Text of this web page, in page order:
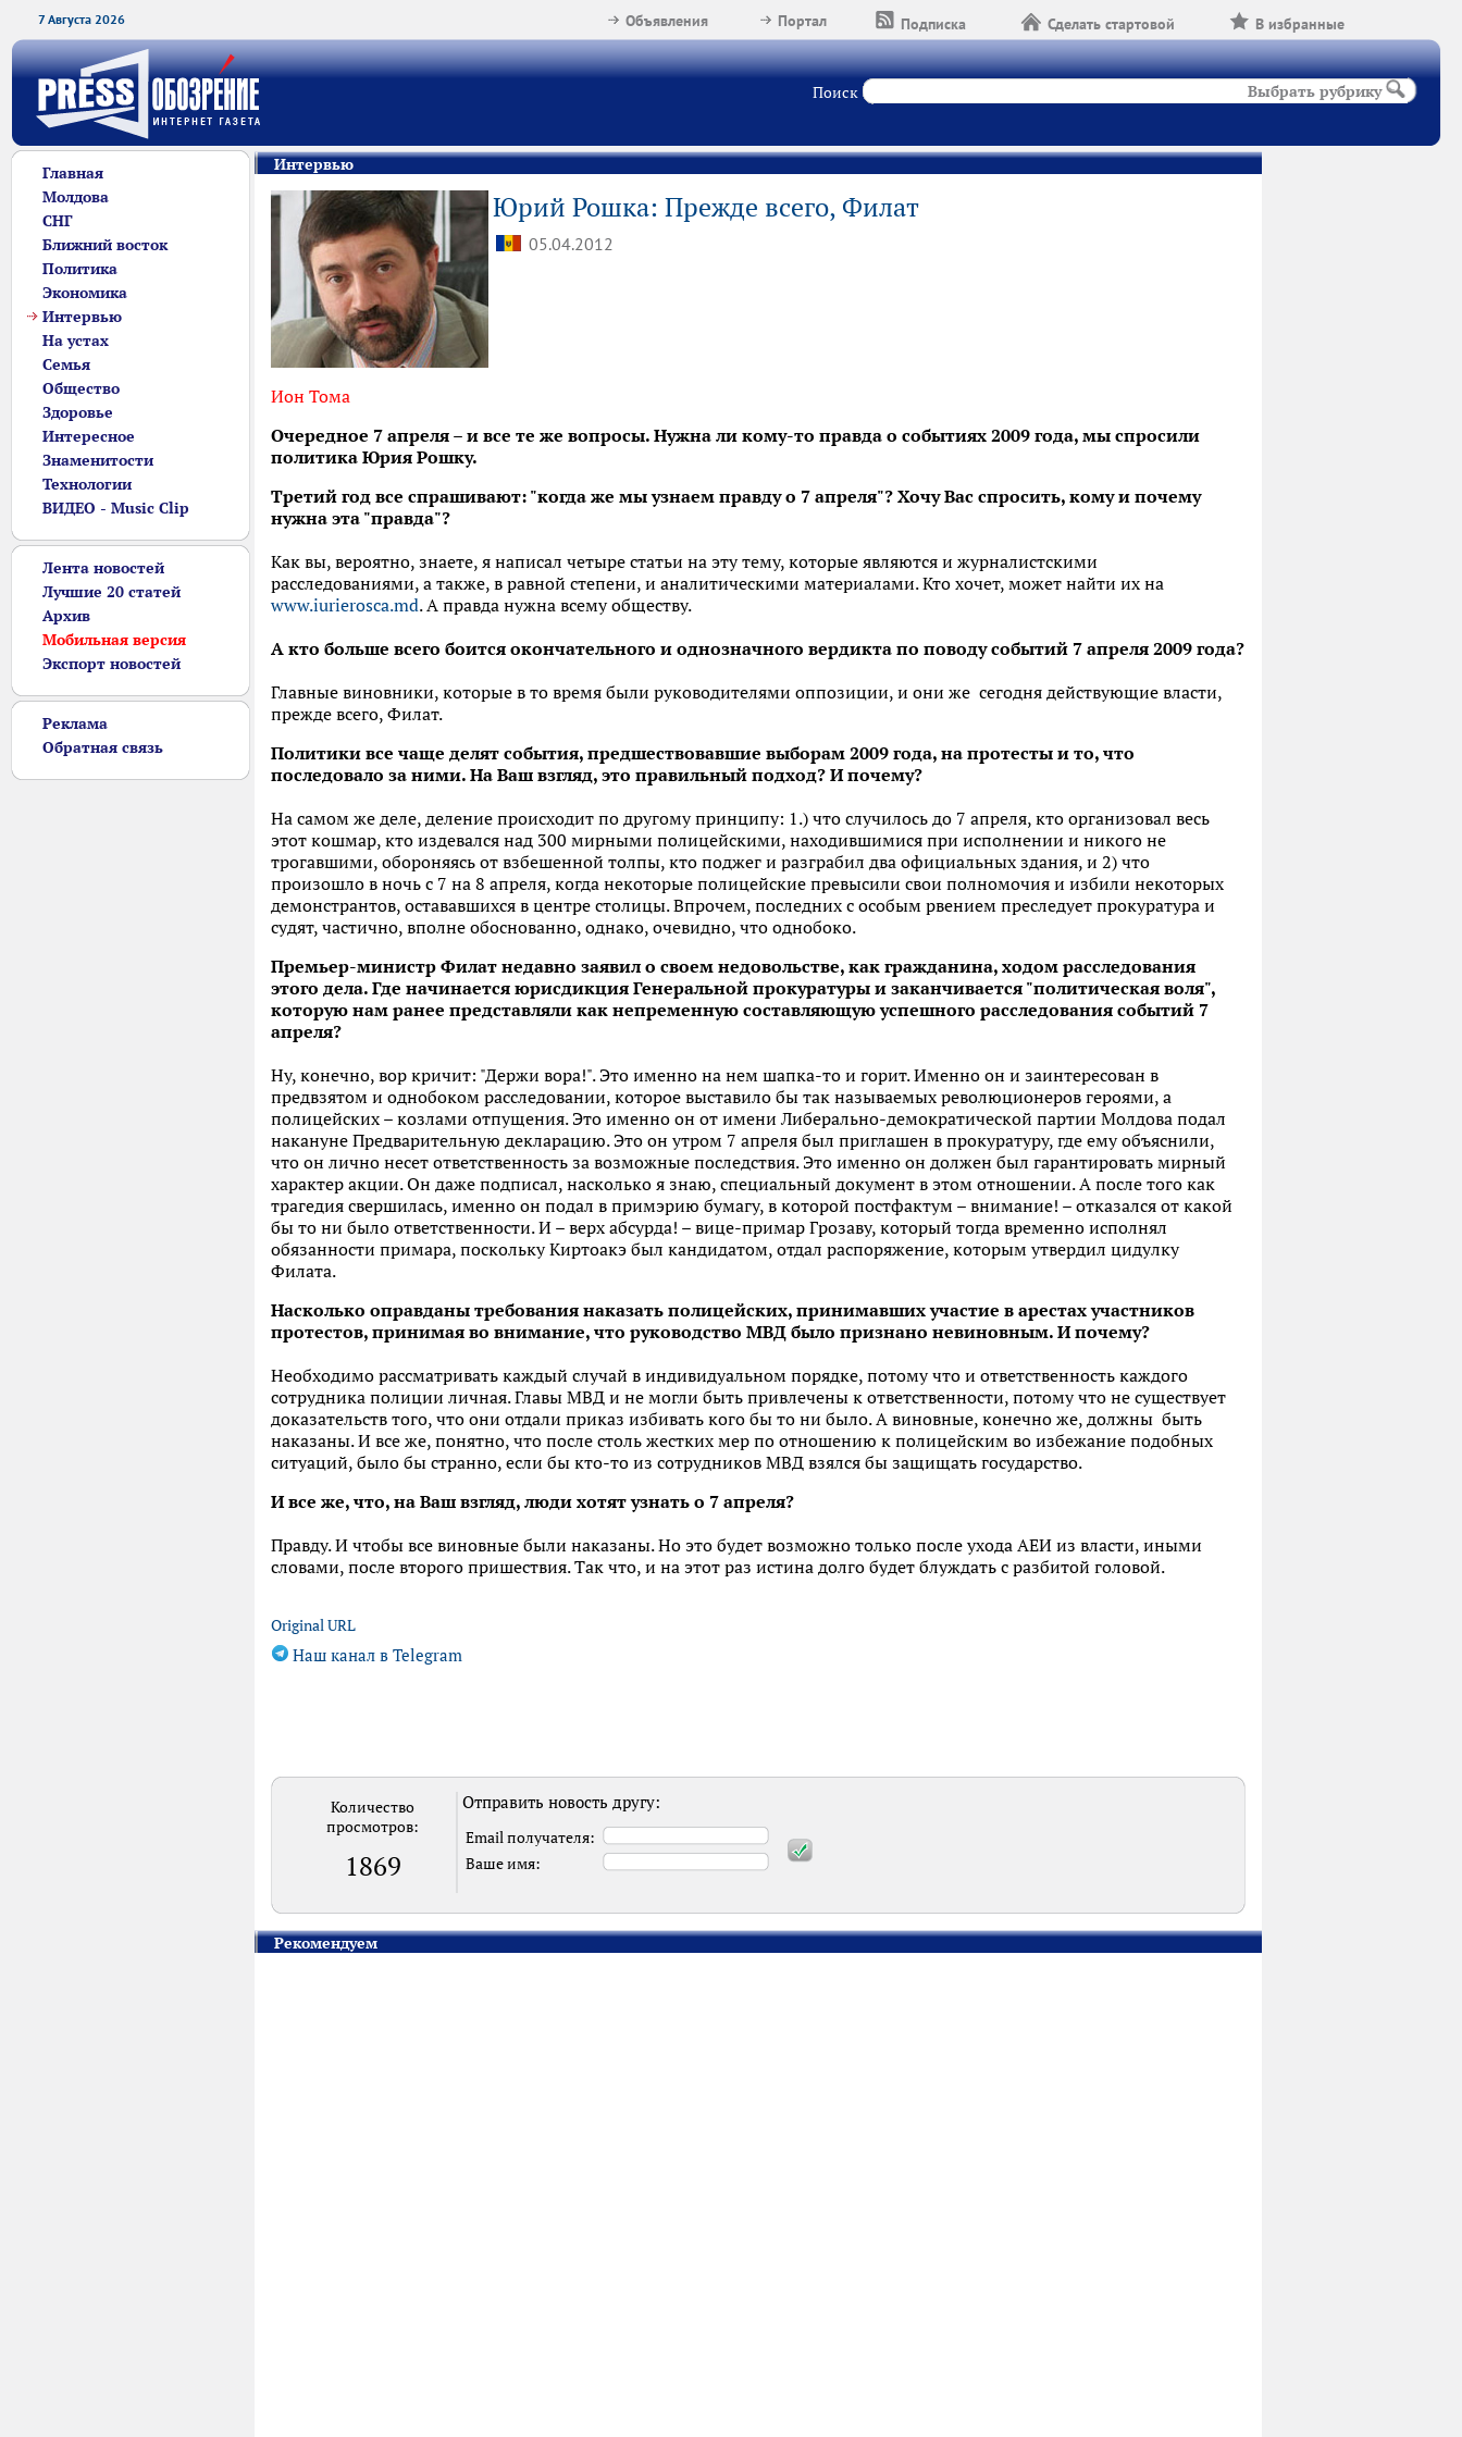
7 Августа 2026 В избранные
Сделать стартовой
Подписка
Портал
Объявления
Поиск Выбрать рубрику
Главная
Молдова
СНГ
Ближний восток
Политика
Экономика
Интервью
На устах
Семья
Общество
Здоровье
Интересное
Знаменитости
Технологии
ВИДЕО - Music Clip
Лента новостей
Лучшие 20 статей
Архив
Мобильная версия
Экспорт новостей
Реклама
Обратная связь
Интервью
Юрий Рошка: Прежде всего, Филат
05.04.2012
Ион Тома
Очередное 7 апреля – и все те же вопросы. Нужна ли кому-то правда о событиях 2009 года, мы спросили
политика Юрия Рошку.
Третий год все спрашивают: "когда же мы узнаем правду о 7 апреля"? Хочу Вас спросить, кому и почему
нужна эта "правда"?
Как вы, вероятно, знаете, я написал четыре статьи на эту тему, которые являются и журналистскими
расследованиями, а также, в равной степени, и аналитическими материалами. Кто хочет, может найти их на
www.iurierosca.md. А правда нужна всему обществу.
А кто больше всего боится окончательного и однозначного вердикта по поводу событий 7 апреля 2009 года?
Главные виновники, которые в то время были руководителями оппозиции, и они же сегодня действующие власти,
прежде всего, Филат.
Политики все чаще делят события, предшествовавшие выборам 2009 года, на протесты и то, что
последовало за ними. На Ваш взгляд, это правильный подход? И почему?
На самом же деле, деление происходит по другому принципу: 1.) что случилось до 7 апреля, кто организовал весь
этот кошмар, кто издевался над 300 мирными полицейскими, находившимися при исполнении и никого не
трогавшими, обороняясь от взбешенной толпы, кто поджег и разграбил два официальных здания, и 2) что
произошло в ночь с 7 на 8 апреля, когда некоторые полицейские превысили свои полномочия и избили некоторых
демонстрантов, остававшихся в центре столицы. Впрочем, последних с особым рвением преследует прокуратура и
судят, частично, вполне обоснованно, однако, очевидно, что однобоко.
Премьер-министр Филат недавно заявил о своем недовольстве, как гражданина, ходом расследования
этого дела. Где начинается юрисдикция Генеральной прокуратуры и заканчивается "политическая воля",
которую нам ранее представляли как непременную составляющую успешного расследования событий 7
апреля?
Ну, конечно, вор кричит: "Держи вора!". Это именно на нем шапка-то и горит. Именно он и заинтересован в
предвзятом и однобоком расследовании, которое выставило бы так называемых революционеров героями, а
полицейских – козлами отпущения. Это именно он от имени Либерально-демократической партии Молдова подал
накануне Предварительную декларацию. Это он утром 7 апреля был приглашен в прокуратуру, где ему объяснили,
что он лично несет ответственность за возможные последствия. Это именно он должен был гарантировать мирный
характер акции. Он даже подписал, насколько я знаю, специальный документ в этом отношении. А после того как
трагедия свершилась, именно он подал в примэрию бумагу, в которой постфактум – внимание! – отказался от какой
бы то ни было ответственности. И – верх абсурда! – вице-примар Грозаву, который тогда временно исполнял
обязанности примара, поскольку Киртоакэ был кандидатом, отдал распоряжение, которым утвердил цидулку
Филата.
Насколько оправданы требования наказать полицейских, принимавших участие в арестах участников
протестов, принимая во внимание, что руководство МВД было признано невиновным. И почему?
Необходимо рассматривать каждый случай в индивидуальном порядке, потому что и ответственность каждого
сотрудника полиции личная. Главы МВД и не могли быть привлечены к ответственности, потому что не существует
доказательств того, что они отдали приказ избивать кого бы то ни было. А виновные, конечно же, должны быть
наказаны. И все же, понятно, что после столь жестких мер по отношению к полицейским во избежание подобных
ситуаций, было бы странно, если бы кто-то из сотрудников МВД взялся бы защищать государство.
И все же, что, на Ваш взгляд, люди хотят узнать о 7 апреля?
Правду. И чтобы все виновные были наказаны. Но это будет возможно только после ухода АЕИ из власти, иными
словами, после второго пришествия. Так что, и на этот раз истина долго будет блуждать с разбитой головой.
Original URL
Наш канал в Telegram
Количество
просмотров:
1869
Отправить новость другу:
Email получателя:
Ваше имя:
Рекомендуем